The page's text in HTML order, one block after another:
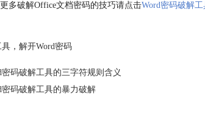
多破解Office文档密码的技巧请点击Word密码破解
具 ， 解开Word密码
码破解工具的三字符规则含义
密码破解工具的暴力破解